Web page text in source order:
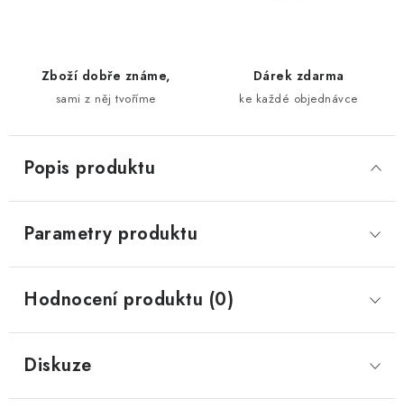
Zboží dobře známe,
sami z něj tvoříme
Dárek zdarma
ke každé objednávce
Popis produktu
Parametry produktu
Hodnocení produktu (0)
Diskuze